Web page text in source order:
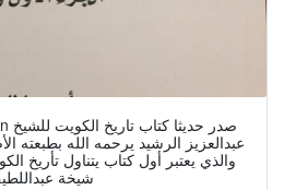
والذي يعتبر أول كتاب يتناول تأريخ
شيخة